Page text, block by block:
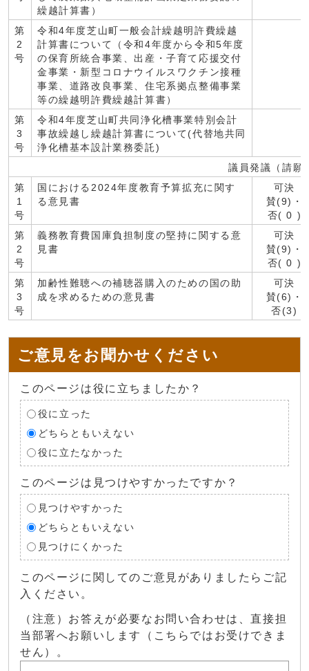
繰越計算書）
第
2
号
令和4年度芝山町一般会計繰越明許費繰越
計算書について（令和4年度から令和5年度
の保育所統合事業、出産・子育て応援交付
金事業・新型コロナウイルスワクチン接種
事業、道路改良事業、住宅系拠点整備事業
等の繰越明許費繰越計算書）
第
3
号
令和4年度芝山町共同浄化槽事業特別会計
事故繰越し繰越計算書について(代替地共同
浄化槽基本設計業務委託)
議員発議（請願
第
1
号
国における2024年度教育予算拡充に関す
る意見書
可決
賛(9)・
否( 0 )
第
2
号
義務教育費国庫負担制度の堅持に関する意
見書
可決
賛(9)・
否( 0 )
第
3
号
加齢性難聴への補聴器購入のための国の助
成を求めるための意見書
可決
賛(6)・
否(3)
ご意見をお聞かせください
このページは役に立ちましたか？
役に立った
どちらともいえない
役に立たなかった
このページは見つけやすかったですか？
見つけやすかった
どちらともいえない
見つけにくかった
このページに関してのご意見がありましたらご記
入ください。
（注意）お答えが必要なお問い合わせは、直接担
当部署へお願いします（こちらではお受けできま
せん）。